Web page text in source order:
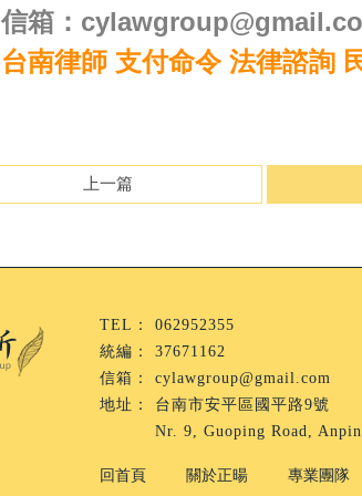
信箱：
台南律師 支付命令 法律諮詢
上一篇
062952355
37671162
cylawgroup@gmail.com
台南市安平區國平路9號
Nr. 9, Guoping Road,
回首頁 關於正暘 專業團隊